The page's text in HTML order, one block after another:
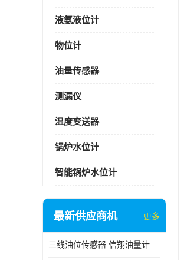
液氨液位计
物位计
油量传感器
测漏仪
温度变送器
锅炉水位计
智能锅炉水位计
最新供应商机 更多
三线油位传感器 信翔油量计